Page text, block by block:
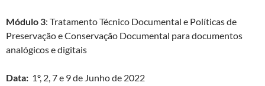
Módulo 3: Tratamento Técnico Documental e Políticas de
Preservação e Conservação Documental para documentos
analógicos e digitais
Data: 1º, 2, 7 e 9 de Junho de 2022